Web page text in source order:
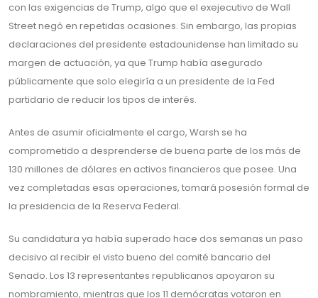
con las exigencias de Trump, algo que el exejecutivo de Wall
Street negó en repetidas ocasiones. Sin embargo, las propias
declaraciones del presidente estadounidense han limitado su
margen de actuación, ya que Trump había asegurado
públicamente que solo elegiría a un presidente de la Fed
partidario de reducir los tipos de interés.
Antes de asumir oficialmente el cargo, Warsh se ha
comprometido a desprenderse de buena parte de los más de
130 millones de dólares en activos financieros que posee. Una
vez completadas esas operaciones, tomará posesión formal de
la presidencia de la Reserva Federal.
Su candidatura ya había superado hace dos semanas un paso
decisivo al recibir el visto bueno del comité bancario del
Senado. Los 13 representantes republicanos apoyaron su
nombramiento, mientras que los 11 demócratas votaron en